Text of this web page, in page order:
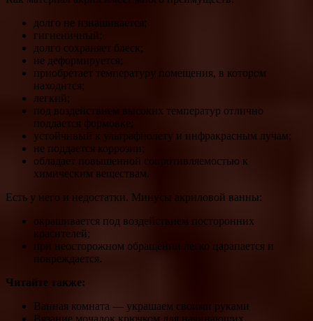
долго не изнашивается;
гигиеничный;
долго сохраняет блеск;
не деформируется;
приобретает температуру помещения, в котором
находится;
легкий;
под воздействием высоких температур отлично
поддается формовке;
устойчивый к ультрафиолету и инфракрасным лучам;
не поддается коррозии;
обладает повышенной сопротивляемостью к
химическим веществам.
Есть у него и недостатки. Минусы акриловой ванны:
окрашивается под воздействием посторонних
красителей;
при неосторожном обращении легко царапается и
повреждается.
Читайте также:
Ванная комната — украшаем своими руками
Вязание мочалок крючком для начинающих